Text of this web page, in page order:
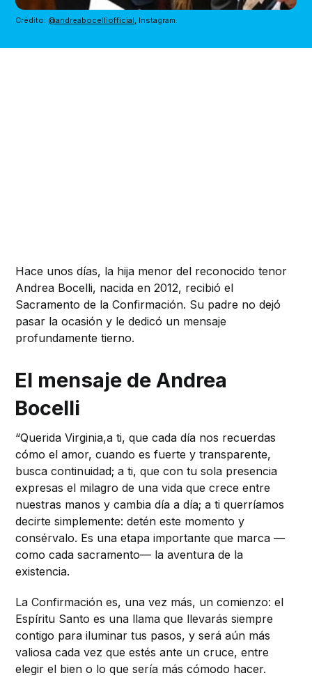
Crédito: @andreabocelliofficial, Instagram.
Hace unos días, la hija menor del reconocido tenor
Andrea Bocelli, nacida en 2012, recibió el
Sacramento de la Confirmación. Su padre no dejó
pasar la ocasión y le dedicó un mensaje
profundamente tierno.
El mensaje de Andrea
Bocelli
“Querida Virginia,a ti, que cada día nos recuerdas
cómo el amor, cuando es fuerte y transparente,
busca continuidad; a ti, que con tu sola presencia
expresas el milagro de una vida que crece entre
nuestras manos y cambia día a día; a ti querríamos
decirte simplemente: detén este momento y
consérvalo. Es una etapa importante que marca —
como cada sacramento— la aventura de la
existencia.
La Confirmación es, una vez más, un comienzo: el
Espíritu Santo es una llama que llevarás siempre
contigo para iluminar tus pasos, y será aún más
valiosa cada vez que estés ante un cruce, entre
elegir el bien o lo que sería más cómodo hacer.